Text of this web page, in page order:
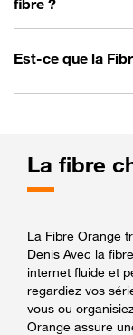
Est-ce que la
La fibre
La Fibre Orange
Denis Avec la
internet fluide et
regardiez vos
vous ou
Orange assure